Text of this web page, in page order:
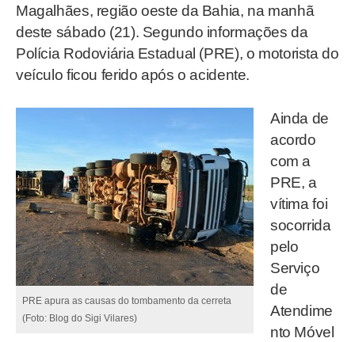
Magalhães, região oeste da Bahia, na manhã
deste sábado (21). Segundo informações da
Polícia Rodoviária Estadual (PRE), o motorista do
veículo ficou ferido após o acidente.
PRE apura as causas do tombamento da cerreta
(Foto: Blog do Sigi Vilares)
Ainda de
acordo
com a
PRE, a
vítima foi
socorrida
pelo
Serviço
de
Atendime
nto Móvel